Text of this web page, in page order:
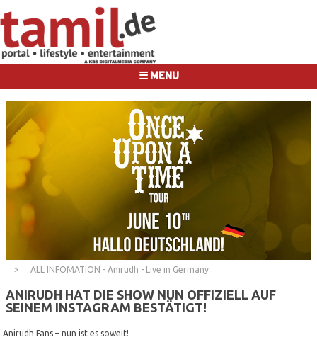
☰ MENU
ALL INFOMATION - Anirudh - Live in Germany
ANIRUDH HAT DIE SHOW NUN OFFIZIELL AUF
SEINEM INSTAGRAM BESTÄTIGT!
Anirudh Fans – nun ist es soweit!